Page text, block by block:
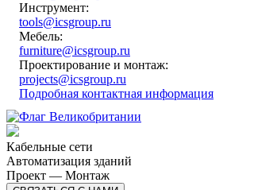
Инструмент:
tools@icsgroup.ru
Мебель:
furniture@icsgroup.ru
Проектирование и монтаж:
projects@icsgroup.ru
Подробная контактная информация
Кабельные сети
Автоматизация зданий
Проект — Монтаж